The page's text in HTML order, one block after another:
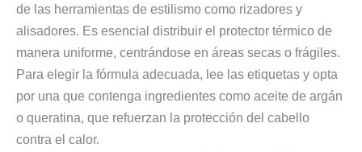
de las herramientas de estilismo como rizadores y
alisadores. Es esencial distribuir el protector térmico de
manera uniforme, centrándose en áreas secas o frágiles.
Para elegir la fórmula adecuada, lee las etiquetas y opta
por una que contenga ingredientes como aceite de argán
o queratina, que refuerzan la protección del cabello
contra el calor.